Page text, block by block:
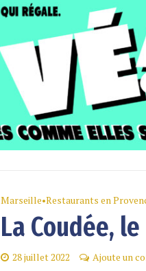
Marseille•Restaurants en
La Coudée,
28 juillet 2022 Ajoute un